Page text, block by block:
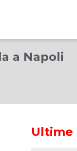
a Napoli
Ultime